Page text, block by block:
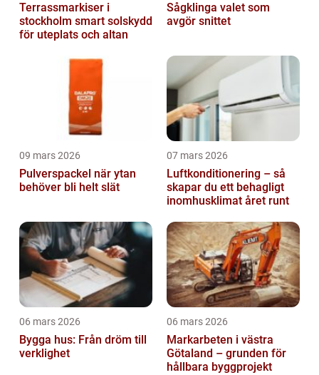
Terrassmarkiser i
stockholm smart solskydd
för uteplats och altan
Sågklinga valet som
avgör snittet
09 mars 2026
Pulverspackel när ytan
behöver bli helt slät
07 mars 2026
Luftkonditionering – så
skapar du ett behagligt
inomhusklimat året runt
06 mars 2026
Bygga hus: Från dröm till
verklighet
06 mars 2026
Markarbeten i västra
Götaland – grunden för
hållbara byggprojekt